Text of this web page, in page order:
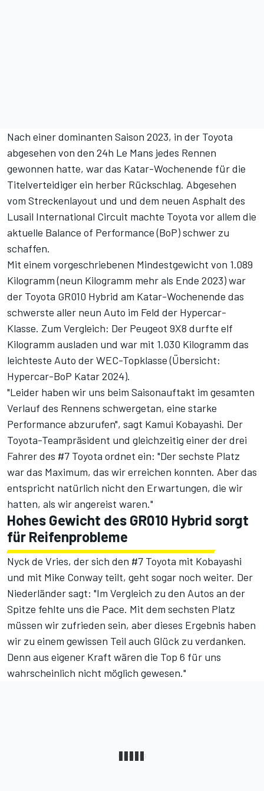
Nach einer dominanten Saison 2023, in der Toyota
abgesehen von den 24h Le Mans jedes Rennen
gewonnen hatte, war das Katar-Wochenende für die
Titelverteidiger ein herber Rückschlag. Abgesehen
vom Streckenlayout und und dem neuen Asphalt des
Lusail International Circuit machte Toyota vor allem die
aktuelle Balance of Performance (BoP) schwer zu
schaffen.
Mit einem vorgeschriebenen Mindestgewicht von 1.089
Kilogramm (neun Kilogramm mehr als Ende 2023) war
der Toyota GR010 Hybrid am Katar-Wochenende das
schwerste aller neun Auto im Feld der Hypercar-
Klasse. Zum Vergleich: Der Peugeot 9X8 durfte elf
Kilogramm ausladen und war mit 1.030 Kilogramm das
leichteste Auto der WEC-Topklasse (Übersicht:
Hypercar-BoP Katar 2024).
"Leider haben wir uns beim Saisonauftakt im gesamten
Verlauf des Rennens schwergetan, eine starke
Performance abzurufen", sagt Kamui Kobayashi. Der
Toyota-Teampräsident und gleichzeitig einer der drei
Fahrer des #7 Toyota ordnet ein: "Der sechste Platz
war das Maximum, das wir erreichen konnten. Aber das
entspricht natürlich nicht den Erwartungen, die wir
hatten, als wir angereist waren."
Hohes Gewicht des GR010 Hybrid sorgt
für Reifenprobleme
Nyck de Vries, der sich den #7 Toyota mit Kobayashi
und mit Mike Conway teilt, geht sogar noch weiter. Der
Niederländer sagt: "Im Vergleich zu den Autos an der
Spitze fehlte uns die Pace. Mit dem sechsten Platz
müssen wir zufrieden sein, aber dieses Ergebnis haben
wir zu einem gewissen Teil auch Glück zu verdanken.
Denn aus eigener Kraft wären die Top 6 für uns
wahrscheinlich nicht möglich gewesen."